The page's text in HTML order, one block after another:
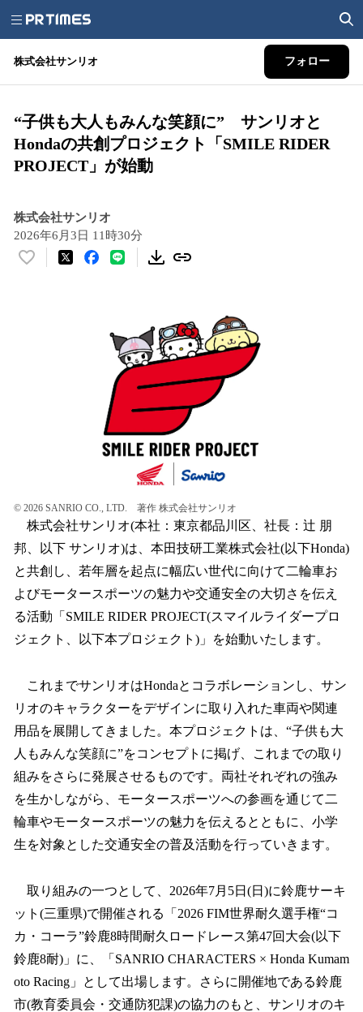
株式会社サンリオ フォロー
“子供も大人もみんな笑顔に” サンリオと
Hondaの共創プロジェクト「SMILE RIDER
PROJECT」が始動
株式会社サンリオ
2026年6月3日 11時30分
い
©︎ 2026 SANRIO CO., LTD. 著作 株式会社サンリオ
株式会社サンリオ(本社：東京都品川区、社長：辻󠄀 朋
邦、以下 サンリオ)は、本田技研工業株式会社(以下Honda)
と共創し、若年層を起点に幅広い世代に向けて二輪車お
よびモータースポーツの魅力や交通安全の大切さを伝え
る活動「SMILE RIDER PROJECT(スマイルライダープロ
ジェクト、以下本プロジェクト)」を始動いたします。
これまでサンリオはHondaとコラボレーションし、サン
リオのキャラクターをデザインに取り入れた車両や関連
用品を展開してきました。本プロジェクトは、“子供も大
人もみんな笑顔に”をコンセプトに掲げ、これまでの取り
組みをさらに発展させるものです。両社それぞれの強み
を生かしながら、モータースポーツへの参画を通じて二
輪車やモータースポーツの魅力を伝えるとともに、小学
生を対象とした交通安全の普及活動を行っていきます。
取り組みの一つとして、2026年7月5日(日)に鈴鹿サーキ
ット(三重県)で開催される「2026 FIM世界耐久選手権“コ
カ・コーラ”鈴鹿8時間耐久ロードレース第47回大会(以下
鈴鹿8耐)」に、「SANRIO CHARACTERS × Honda Kumam
oto Racing」として出場します。さらに開催地である鈴鹿
市(教育委員会・交通防犯課)の協力のもと、サンリオのキ